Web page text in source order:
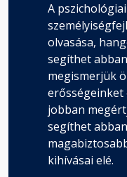
A
olvasása,
segíthet
megismerjük
erősségeinket
jobban
segíthet
kihívásai elé.